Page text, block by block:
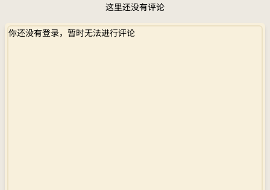
这里还没有评论
你还没有登录，暂时无法进行评论